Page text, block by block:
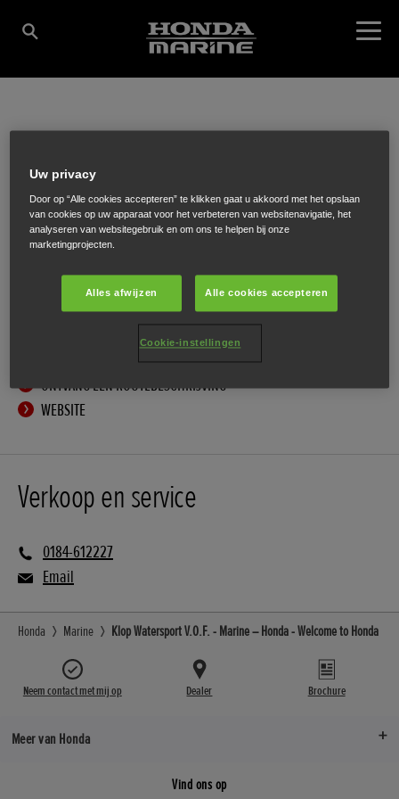
KLOP WATERSPORT
V.O.F.
Rivierdijk 34,Hardinxveld Giessendam,3372 BG
ONTVANG EEN ROUTEBESCHRIJVING
WEBSITE
Verkoop en service
0184-612227
Email
Honda Marine Klop Watersport V.O.F. - Marine – Honda - Welcome to Honda
Neem contact met mij op Dealer Brochure
Meer van Honda
Vind ons op
Uw privacy
Door op “Alle cookies accepteren” te klikken gaat u akkoord met het opslaan
van cookies op uw apparaat voor het verbeteren van websitenavigatie, het
analyseren van websitegebruik en om ons te helpen bij onze
marketingprojecten.
Alles afwijzen Alle cookies accepteren
Cookie-instellingen